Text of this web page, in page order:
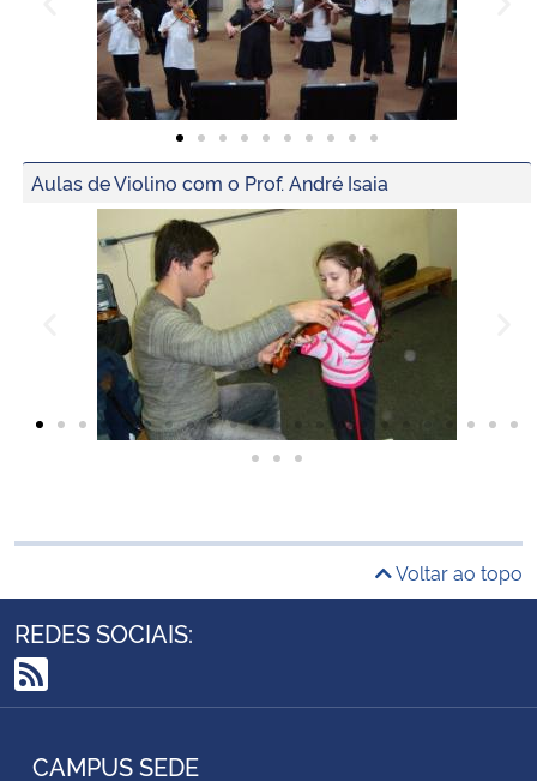
Banco Central do Brasil
Aulas de Violino com o Prof. André Isaia
Voltar ao topo
REDES SOCIAIS:
RSS
CAMPUS SEDE